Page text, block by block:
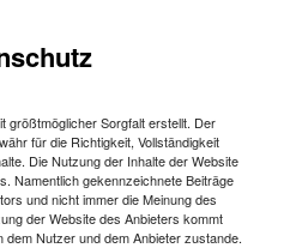
größtmöglicher Sorgfalt erstellt. Der
für die Richtigkeit, Vollständigkeit
Die Nutzung der Inhalte der Website
Namentlich gekennzeichnete Beiträge
und nicht immer die Meinung des
der Website des Anbieters kommt
Nutzer und dem Anbieter zustande.